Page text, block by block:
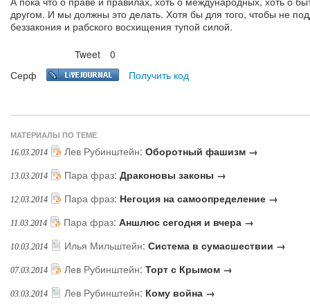
другом. И мы должны это делать. Хотя бы для того, чтобы не
беззакония и рабского восхищения тупой силой.
Tweet
0
Серф
Получить код
МАТЕРИАЛЫ ПО ТЕМЕ
16.03.2014 Лев Рубинштейн: Оборотный фашизм →
13.03.2014 Пара фраз: Драконовы законы →
12.03.2014 Пара фраз: Негоция на самоопределение →
11.03.2014 Пара фраз: Аншлюс сегодня и вчера →
10.03.2014 Илья Мильштейн: Система в сумасшествии →
07.03.2014 Лев Рубинштейн: Торт с Крымом →
03.03.2014 Лев Рубинштейн: Кому война →